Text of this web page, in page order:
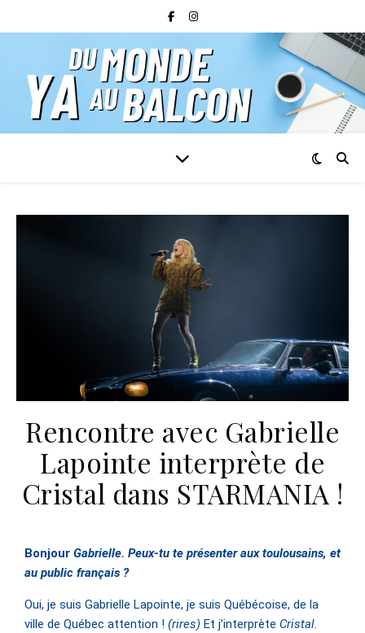
Rencontre avec Gabrielle
Lapointe interprète de
Cristal dans STARMANIA !
Bonjour Gabrielle. Peux-tu te présenter aux toulousains, et
au public français ?
Oui, je suis Gabrielle Lapointe, je suis Québécoise, de la
ville de Québec attention ! (rires) Et j’interprète Cristal.